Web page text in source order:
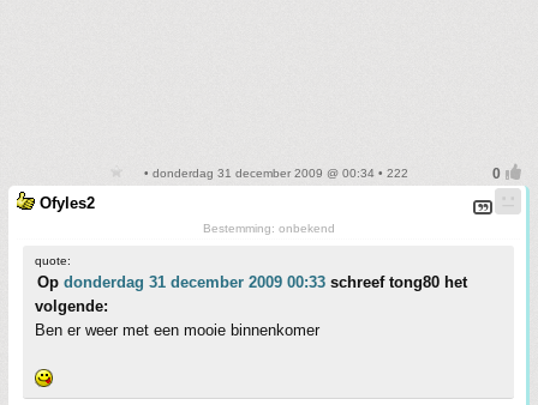
• donderdag 31 december 2009 @ 00:34 • 222
Ofyles2
Bestemming: onbekend
quote:
Op donderdag 31 december 2009 00:33 schreef tong80 het
volgende:
Ben er weer met een mooie binnenkomer